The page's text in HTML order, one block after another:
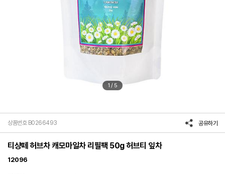
1 /5
상품번호 B0266493 공유하기
티샹떼 허브차 캐모마일차 리필팩 50g 허브티 잎차
12096